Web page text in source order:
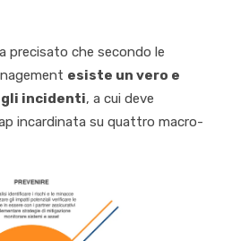
precisato che secondo le
esiste un vero e
incidenti, a cui deve
incardinata su quattro macro-